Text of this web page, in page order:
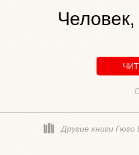
Другие книги Гюго